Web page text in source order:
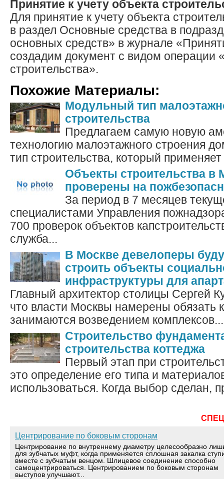
Принятие к учету объекта
Для принятие к учету объекта
в раздел Основные средства в
основных средств» в журнале
создадим документ с видом операции
строительства».
Похожие Материалы:
Модульный тип
строительства
Предлагаем самую новую
технологию малоэтажного строения
тип строительства, который
Объекты строительства в
проверены на
За период в 7 месяцев
специалистами Управления
700 проверок объектов
служба...
В Москве девелоперы
строить объекты
инфраструктуры для
Главный архитектор столицы Сергей
что власти Москвы намерены обязать
занимаются возведением комплексов...
Строительство
строительства коттеджа
Первый этап при
это определение его типа и
использоваться. Когда выбор сделан,
Центрирование по боковым сторонам
Центрирование по внутреннему диаметру целесообразно
для зубчатых муфт, когда применяется сплошная закалка
вместе с зубчатым венцом. Шлицевое соединение способно
самоцентрироваться. Центрированием по боковым сторонам
выступов улучшают...